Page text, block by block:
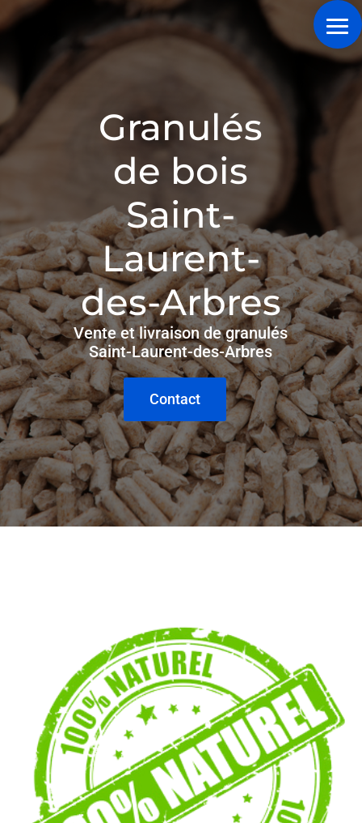
Granulés
de bois
Saint-
Laurent-
des-Arbres
Vente et livraison de granulés
Saint-Laurent-des-Arbres
Contact